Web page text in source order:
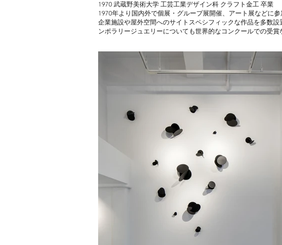
1970 武蔵野美術大学 工芸工業デザイン科 クラフト金工 卒業
1970年より国内外で個展・グループ展開催、アート展などに参
企業施設や屋外空間へのサイトスペシフィックな作品を多数
ンポラリージュエリーについても世界的なコンクールでの受賞